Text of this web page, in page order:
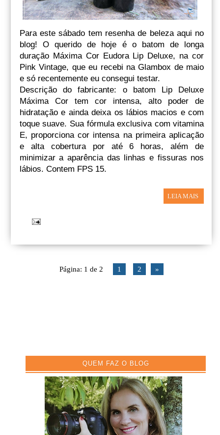
Para este sábado tem resenha de beleza aqui no
blog! O querido de hoje é o batom de longa
duração Máxima Cor Eudora Lip Deluxe, na cor
Pink Vintage, que eu recebi na Glambox de maio
e só recentemente eu consegui testar.
Descrição do fabricante: o batom Lip Deluxe
Máxima Cor tem cor intensa, alto poder de
hidratação e ainda deixa os lábios macios e com
toque suave. Sua fórmula exclusiva com vitamina
E, proporciona cor intensa na primeira aplicação
e alta cobertura por até 6 horas, além de
minimizar a aparência das linhas e fissuras nos
lábios. Contem FPS 15.
LEIA MAIS
Página: 1 de 2 1 2 »
QUEM FAZ O BLOG